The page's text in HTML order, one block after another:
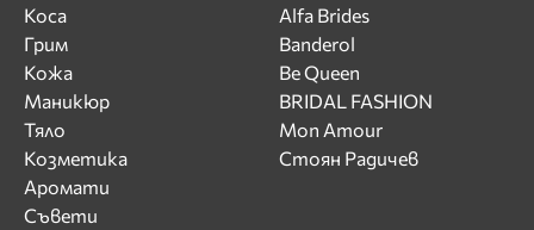
Коса
Грим
Кожа
Маникюр
Тяло
Козметика
Аромати
Съвети
Alfa Brides
Banderol
Be Queen
BRIDAL FASHION
Mon Amour
Стоян Радичев